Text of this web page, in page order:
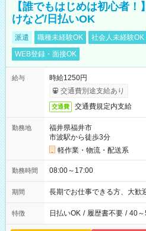
【誰でもはじめは初心者
けなど/日払いOK
派遣 職種未経験OK 社会人未経験OK
WEB登録・面接OK
給与
時給1250円
交通費別途支給あり
交通費 交通費規定内支給
勤務地
福井県福井市
市波駅から徒歩3分
軽作業・物流・配送系
勤務時間 08:00～17:00
期間 長期でお仕事できる方、大歓
特徴 日払いOK / 履歴書不要 / 40～